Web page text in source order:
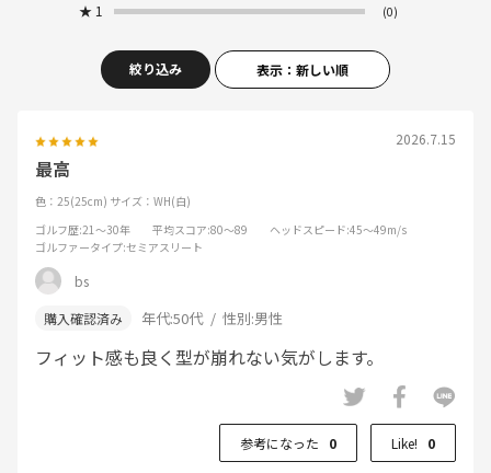
★ 1 (0)
絞り込み 表示：新しい順
2026.7.15
最高
色：25(25cm) サイズ：WH(白)
ゴルフ歴:21～30年 平均スコア:80～89 ヘッドスピード:45～49m/s
ゴルファータイプ:セミアスリート
bs
年代:50代 性別:男性
フィット感も良く型が崩れない気がします。
参考になった 0 Like! 0